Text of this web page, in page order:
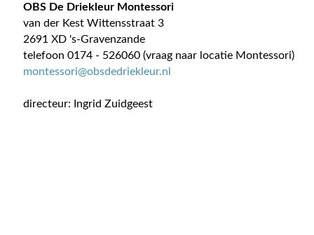
OBS De Driekleur Montessori
van der Kest Wittensstraat 3
2691 XD 's-Gravenzande
telefoon 0174 - 526060 (vraag naar locatie Montessori)
montessori@obsdedriekleur.nl
directeur: Ingrid Zuidgeest